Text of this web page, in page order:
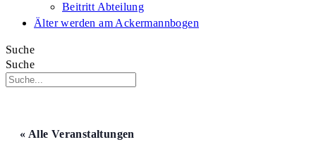
Beitritt Abteilung
Älter werden am Ackermannbogen
Suche
Suche
« Alle Veranstaltungen